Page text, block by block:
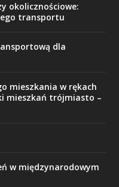
okolicznościowe:
transportu
dla
mieszkania w rękach
mieszkań trójmiasto –
w międzynarodowym